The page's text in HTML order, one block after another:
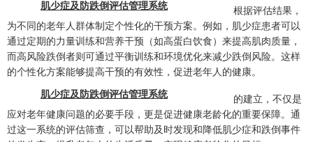
肌少症及防跌倒评估管理系统
根据评估结果，
为不同的老年人群体制定个性化的干预方案。例如，肌少症患者可以
通过定期的力量训练和营养干预（如高蛋白饮食）来提高肌肉质量，
而高风险跌倒者则可通过平衡训练和环境优化来减少跌倒风险。这样
的个性化方案能够提高干预的有效性，促进老年人的健康。
肌少症及防跌倒评估管理系统
的建立，不仅是
应对老年健康问题的必要手段，更是促进健康老龄化的重要保障。通
过这一系统的评估筛查，可以帮助及时发现和降低肌少症和跌倒事件